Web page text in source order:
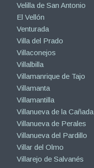
Velilla de San Antonio
El Vellón
Venturada
Villa del Prado
Villaconejos
Villalbilla
Villamanrique de Tajo
Villamanta
Villamantilla
Villanueva de la Cañada
Villanueva de Perales
Villanueva del Pardillo
Villar del Olmo
Villarejo de Salvanés